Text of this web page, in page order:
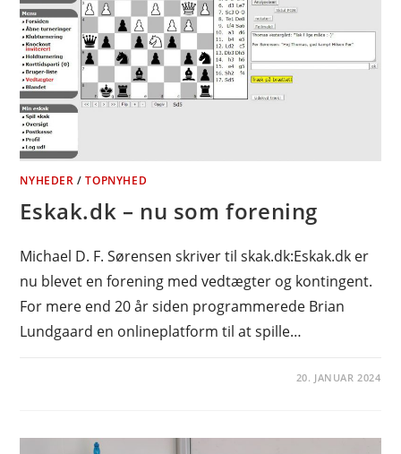
NYHEDER /TOPNYHED
Eskak.dk – nu som forening
Michael D. F. Sørensen skriver til skak.dk:Eskak.dk er
nu blevet en forening med vedtægter og kontingent.
For mere end 20 år siden programmerede Brian
Lundgaard en onlineplatform til at spille…
20. JANUAR 2024